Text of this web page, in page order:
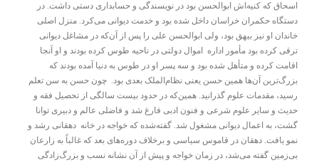
اسحاق که کنیه‌اش ابوالحسن بود در نویسندگی و حسابداری دستی داشت. در
دستگاه حکمران خراسان داخل شده بود و خدمت دیوانی می‌کرد. منزل اصلی
خاندان او نیز بیهق بود، ولی ابوالحسن علی را پس از آن‌که در مشاغل دیوانی
ترقی کرده بود مأمور اداره اموال دولتی در ناحیه طوس کرده بودند‍ و او آنجا
اقامت کرده و متأهل شده بود و سه پسر او در طوس به دنیا آمده بودند که
بزرگ‌ترین آن‌ها همین حسن یعنی نظام‌الملک بعدی بود. چون حسن به سن تعلم
رسید، مقدمات علوم گذرانید. همین‌که در حدود بیست سالگی از تحصیل فقه و
حدیث و سایر علوم شرعی و فنون ادبی فارغ شد و فاضلی عالم و دبیری توانا
گشت، به اعمال دیوانی مشغول شد. گفته‌شده که خواجه در خانه دهقانی رشد و
نمو یافت. دهقان در قاموس سیاسی و برخلاف دوره‌های بعد که غالباً به زارعان
بی‌زمین گفته می‌شد، در زمان خواجه و پیش از آن نشانه نسب و بزرگ‌زادگی